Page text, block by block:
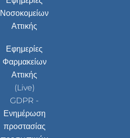
Νοσοκομείων
Αττικής
Εφημερίες
Φαρμακείων
Αττικής
(Live)
GDPR -
Ενημέρωση
προστασίας